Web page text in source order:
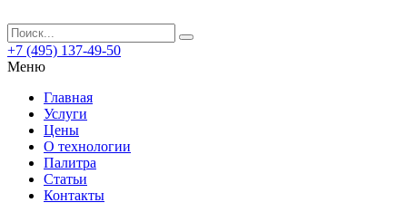
+7 (495) 137-49-50
Меню
Главная
Услуги
Цены
О технологии
Палитра
Статьи
Контакты